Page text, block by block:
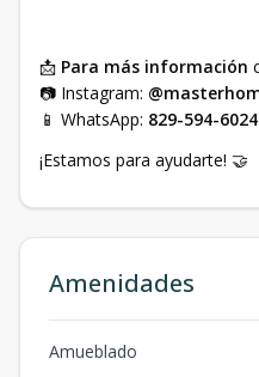
📩 Para más información
📷 Instagram:
📱 WhatsApp: 829-594-6024
¡Estamos para ayudarte! 🤝
Amenidades
Amueblado